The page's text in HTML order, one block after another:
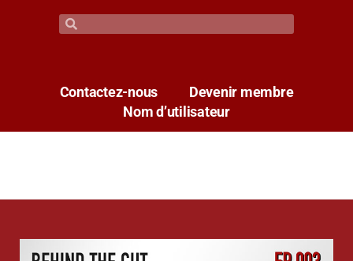
Contactez-nous
Devenir membre
Nom d’utilisateur